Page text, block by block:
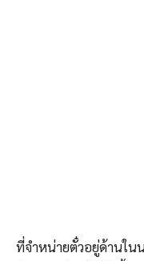
ที่จำหน่ายตั๋วอยู่ด้านใน